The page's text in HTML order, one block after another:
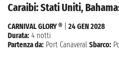
Caraibi: Stati Uniti,
CARNIVAL GLORY ®
24 GEN 2028
Durata: 4 notti
Partenza da: Port Canaveral Sbarco: